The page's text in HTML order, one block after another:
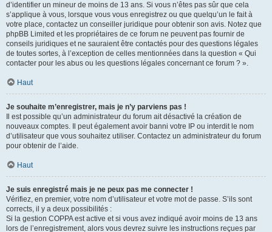
d’identifier un mineur de moins de 13 ans. Si vous n’êtes pas sûr que cela
s’applique à vous, lorsque vous vous enregistrez ou que quelqu’un le fait à
votre place, contactez un conseiller juridique pour obtenir son avis. Notez que
phpBB Limited et les propriétaires de ce forum ne peuvent pas fournir de
conseils juridiques et ne sauraient être contactés pour des questions légales
de toutes sortes, à l’exception de celles mentionnées dans la question « Qui
contacter pour les abus ou les questions légales concernant ce forum ? ».
Haut
Je souhaite m’enregistrer, mais je n’y parviens pas !
Il est possible qu’un administrateur du forum ait désactivé la création de
nouveaux comptes. Il peut également avoir banni votre IP ou interdit le nom
d’utilisateur que vous souhaitez utiliser. Contactez un administrateur du forum
pour obtenir de l’aide.
Haut
Je suis enregistré mais je ne peux pas me connecter !
Vérifiez, en premier, votre nom d’utilisateur et votre mot de passe. S’ils sont
corrects, il y a deux possibilités :
Si la gestion COPPA est active et si vous avez indiqué avoir moins de 13 ans
lors de l’enregistrement, alors vous devrez suivre les instructions reçues par